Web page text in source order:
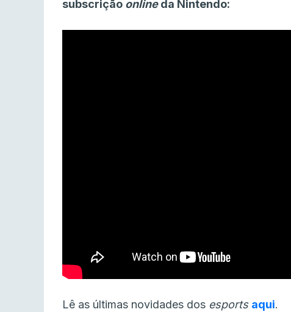
subscrição onlineda Nintendo:
Lê as últimas novidades dos esports aqui.